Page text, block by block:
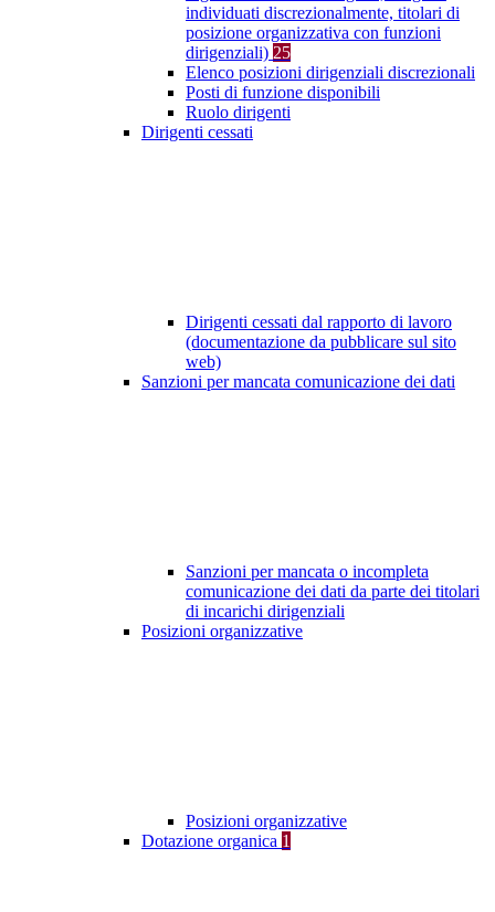
individuati discrezionalmente, titolari di
posizione organizzativa con funzioni
dirigenziali) 25
Elenco posizioni dirigenziali discrezionali
Posti di funzione disponibili
Ruolo dirigenti
Dirigenti cessati
Dirigenti cessati dal rapporto di lavoro
(documentazione da pubblicare sul sito
web)
Sanzioni per mancata comunicazione dei dati
Sanzioni per mancata o incompleta
comunicazione dei dati da parte dei titolari
di incarichi dirigenziali
Posizioni organizzative
Posizioni organizzative
Dotazione organica 1